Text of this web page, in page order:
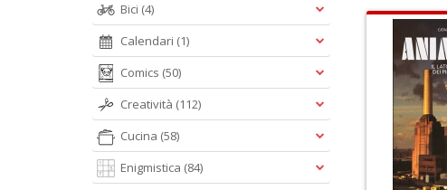
Bici (4)
Calendari (1)
Comics (50)
Creatività (112)
Cucina (58)
Enigmistica (84)